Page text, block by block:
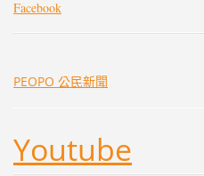
Facebook
PEOPO 公民新聞
Youtube